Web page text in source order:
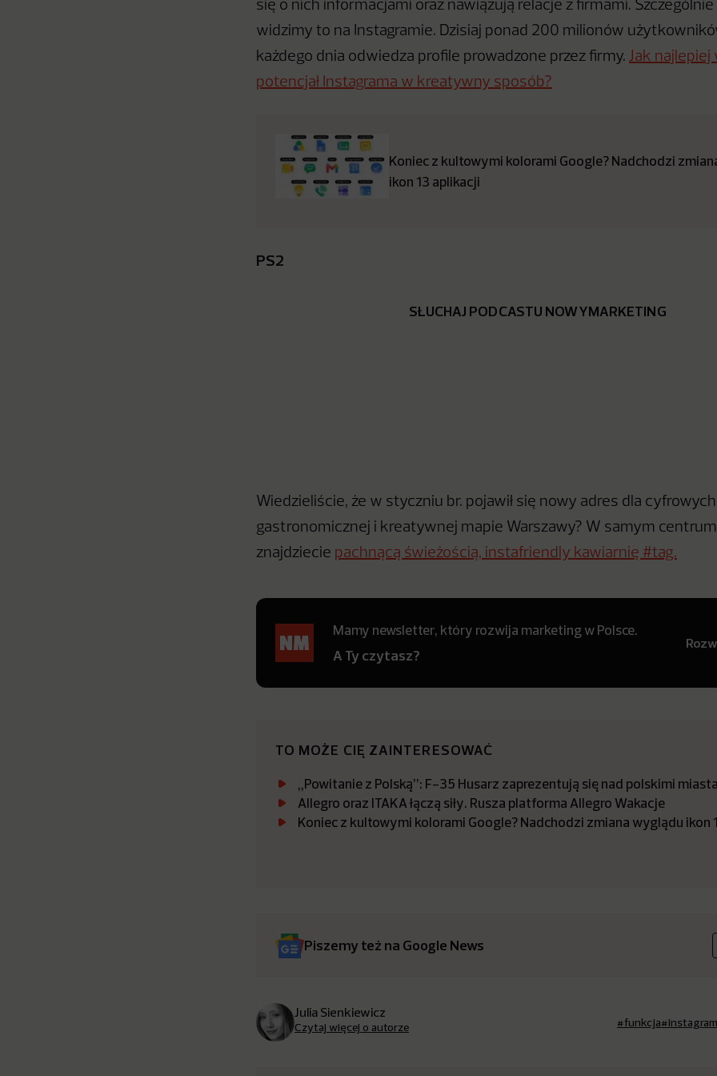
się o nich informacjami oraz nawiązują relacje z firmami. Szczególnie
widzimy to na Instagramie. Dzisiaj ponad 200 milionów
każdego dnia odwiedza profile prowadzone przez firmy. Jak
potencjał Instagrama w kreatywny sposób?
Koniec z kultowymi kolorami Google? Nadchodzi
ikon 13 aplikacji
PS2
SŁUCHAJ PODCASTU NOWYMARKETING
Wiedzieliście, że w styczniu br. pojawił się nowy adres dla
gastronomicznej i kreatywnej mapie Warszawy? W samym
znajdziecie pachnącą świeżością, instafriendly kawiarnię #tag.
Mamy newsletter, który rozwija marketing w Polsce.
A Ty czytasz?
TO MOŻE CIĘ ZAINTERESOWAĆ
„Powitanie z Polską”: F-35 Husarz zaprezentują się nad polskimi
Allegro oraz ITAKA łączą siły. Rusza platforma Allegro Wakacje
Koniec z kultowymi kolorami Google? Nadchodzi zmiana wyglądu ikon
Piszemy też na Google News
Julia Sienkiewicz
Czytaj więcej o autorze #funkcja#instagram